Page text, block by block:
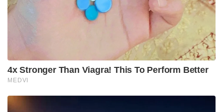
ഭാരത സർക്കാരിനെയും ബംഗാൾ സർക്കാരിനെയും
അക്രമികളായി ചിത്രീകരിച്ച് ജനങ്ങൾക്കിടയിൽ
വിദ്വേഷം വളർത്തുകയും സംസ്ഥാനത്ത് കലാപങ്ങൾ
അഴിച്ചുവിടുക എന്നിങ്ങനെയാണ് ഇവരുടെ
പദ്ധതികൾ.
ബംഗ്ലാദേശിൽ വിജയിച്ച ഈ തന്ത്രങ്ങൾ ഭാരതത്തിൽ
ഇതുവരെ ചുവടുറപ്പിക്കാൻ അവർക്ക് സാധിച്ചിട്ടില്ല.